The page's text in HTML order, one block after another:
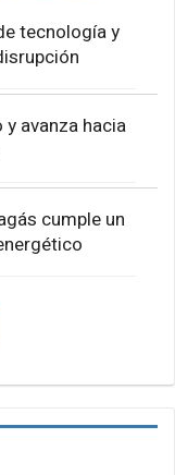
tecnología y
avanza hacia
cumple un